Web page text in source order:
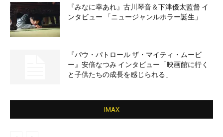
『みなに幸あれ』古川琴音＆下津優太監督 イ
ンタビュー 「ニュージャンルホラー誕生」
『パウ・パトロール ザ・マイティ・ムービ
ー』安倍なつみ インタビュー「映画館に行く
と子供たちの成長を感じられる」
IMAX